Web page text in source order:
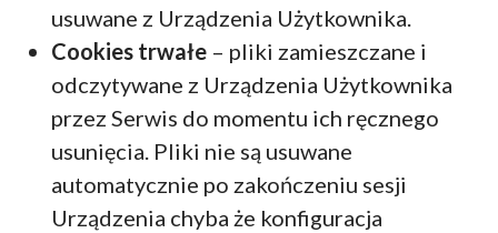
usuwane z Urządzenia Użytkownika.
Cookies trwałe – pliki zamieszczane i
odczytywane z Urządzenia Użytkownika
przez Serwis do momentu ich ręcznego
usunięcia. Pliki nie są usuwane
automatycznie po zakończeniu sesji
Urządzenia chyba że konfiguracja